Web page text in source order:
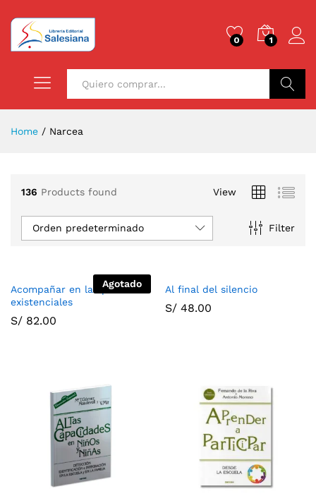
0 1
Home / Narcea
136 Products found View
Filter
Orden predeterminado
Agotado
Acompañar en las periferias
existenciales
S/ 82.00
Al final del silencio
S/ 48.00